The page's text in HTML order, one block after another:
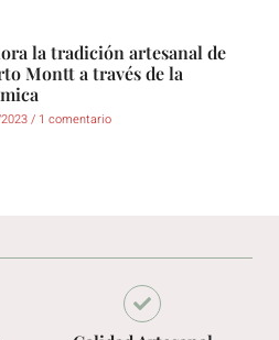
la tradición artesanal de
Montt a través de la
1 comentario